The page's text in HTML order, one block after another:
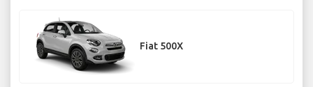
Fiat 500X